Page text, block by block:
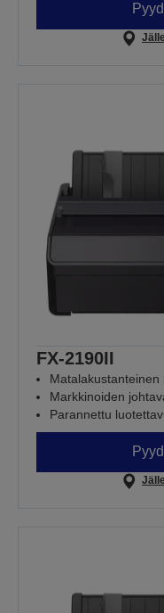
FX-2190II
Matalakustanteinen
Markkinoiden
Parannettu